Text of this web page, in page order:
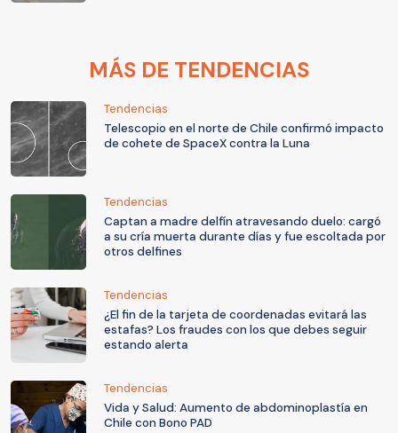
MÁS DE TENDENCIAS
Tendencias
Telescopio en el norte de Chile confirmó impacto
de cohete de SpaceX contra la Luna
Tendencias
Captan a madre delfín atravesando duelo: cargó
a su cría muerta durante días y fue escoltada por
otros delfines
Tendencias
¿El fin de la tarjeta de coordenadas evitará las
estafas? Los fraudes con los que debes seguir
estando alerta
Tendencias
Vida y Salud: Aumento de abdominoplastía en
Chile con Bono PAD